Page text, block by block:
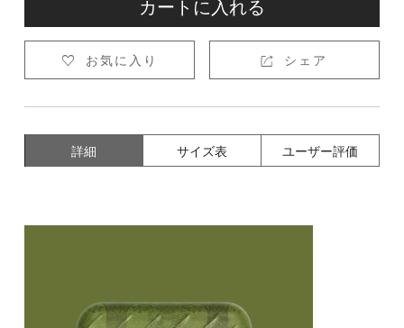
カートに入れる
 お気に入り  シェア
詳細 サイズ表 ユーザー評価